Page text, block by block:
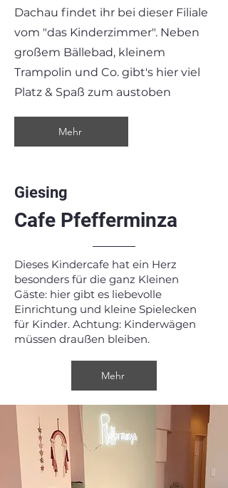
Dachau findet ihr bei dieser Filiale
vom "das Kinderzimmer". Neben
großem Bällebad, kleinem
Trampolin und Co. gibt's hier viel
Platz & Spaß zum austoben
Mehr
Giesing
Cafe Pfefferminza
Dieses Kindercafe hat ein Herz
besonders für die ganz Kleinen
Gäste: hier gibt es liebevolle
Einrichtung und kleine Spielecken
für Kinder. Achtung: Kinderwägen
müssen draußen bleiben.
Mehr